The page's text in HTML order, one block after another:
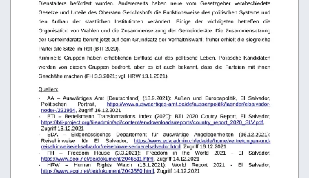
Dienstalters   befördert   wurden.   Andererseits   haben   neue   vom   Gesetzgeber   verabschiedete
Gesetze und Urteile des Obersten Gerichtshofs die Funktionsweise des politischen Systems und
den   Aufbau   der   staatlichen   Institutionen   verändert.   Einige   der   wichtigsten   betreffen   die
Organisation von Wahlen und die Zusammensetzung der Gemeinderäte. Die Zusammensetzung
der Gemeinderäte beruht jetzt auf dem Grundsatz der Verhältniswahl; früher erhielt die siegreiche
Partei alle Sitze im Rat (BTI 2020).
Kriminelle   Gruppen   haben   erheblichen   Einfluss   auf   das  politische   Leben.   Politische  Kandidaten
werden   von   diesen   Gruppen   bedroht,   aber   es   ist   auch   bekannt,   dass   die   Parteien   mit   ihnen
Geschäfte machen (FH 3.3.2021; vgl. HRW 13.1.2021).
Quellen:
-
AA   –   Auswärtiges   Amt   [Deutschland]   (13.9.2021):   Außen   und   Europapolitik,   El   Salvador,
Politischen
Portrait,
https://www.auswaertiges-amt.de/de/aussenpolitik/laender/elsalvador-
node/-/221964, Zugriff 16.12.2021
-
BTI   –   Bertelsmann   Transformations   Index   (2020):   BTI   2020   Coutry   Report,   El   Salvador,
https://bti-project.org/fileadmin/api/content/en/downloads/reports/country_report_2020_SLV.pdf,
Zugriff 16.12.2021
-
EDA   –   Eidgenössisches   Departement   für   auswärtige   Angelegenheiten   (16.12.2021):
Reisehinweise
für El Salvador,
https://www.eda.admin.ch/eda/de/home/vertretungen-und-
reisehinweise/el-salvador/reisehinweise-fuerelsalvador.html, Zugriff 16.12.2021
-
FH – Freedom House (3.3.2021): Freedom in the World 2021 - El
Salvador,
https://www.ecoi.net/de/dokument/2046511.html, Zugriff 14.12.2021
-
HRW – Human Rights Watch (13.1.2021): World Report 2021 - El
Salvador,
https://www.ecoi.net/de/dokument/2043580.html, Zugriff 14.12.2021